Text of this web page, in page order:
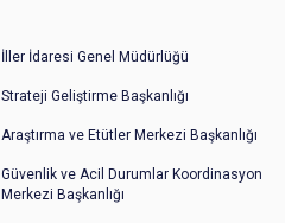
İller İdaresi Genel Müdürlüğü
Strateji Geliştirme Başkanlığı
Araştırma ve Etütler Merkezi Başkanlığı
Güvenlik ve Acil Durumlar Koordinasyon
Merkezi Başkanlığı